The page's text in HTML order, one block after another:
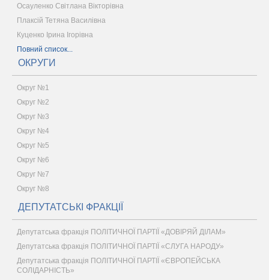
Осауленко Світлана Вікторівна
Плаксій Тетяна Василівна
Куценко Ірина Ігорівна
Повний список...
ОКРУГИ
Округ №1
Округ №2
Округ №3
Округ №4
Округ №5
Округ №6
Округ №7
Округ №8
ДЕПУТАТСЬКІ ФРАКЦІЇ
Депутатська фракція ПОЛІТИЧНОЇ ПАРТІЇ «ДОВІРЯЙ ДІЛАМ»
Депутатська фракція ПОЛІТИЧНОЇ ПАРТІЇ «СЛУГА НАРОДУ»
Депутатська фракція ПОЛІТИЧНОЇ ПАРТІЇ «ЄВРОПЕЙСЬКА
СОЛІДАРНІСТЬ»